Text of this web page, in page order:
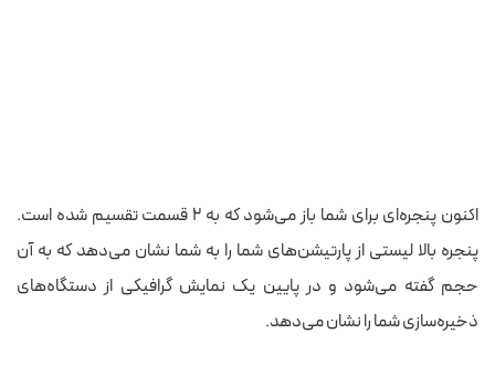
اکنون پنجره‌ای برای شما باز می‌شود که به ۲ قسمت تقسیم شده است.
پنجره بالا لیستی از پارتیشن‌های شما را به شما نشان می‌دهد که به آن
حجم گفته می‌شود و در پایین یک نمایش گرافیکی از دستگاه‌های
ذخیره‌سازی شما را نشان می‌دهد.